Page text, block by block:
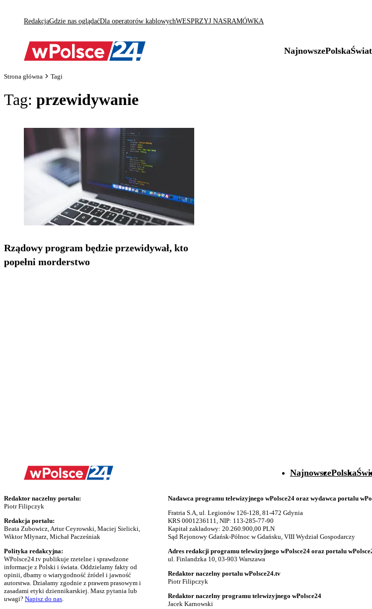
RedakcjaGdzie nas oglądaćDla operatorów kablowychWESPRZYJ NASRAMÓWKA
NajnowszePolskaŚwiat
Strona główna Tagi
Tag: przewidywanie
Rządowy program będzie przewidywał, kto
popełni morderstwo
NajnowszePolska
Redaktor naczelny portalu:
Piotr Filipczyk
Redakcja portalu:
Beata Zubowicz, Artur Ceyrowski, Maciej Sielicki,
Wiktor Młynarz, Michał Pacześniak
Polityka redakcyjna:
WPolsce24.tv publikuje rzetelne i sprawdzone
informacje z Polski i świata. Oddzielamy fakty od
opinii, dbamy o wiarygodność źródeł i jawność
autorstwa. Działamy zgodnie z prawem prasowym i
zasadami etyki dziennikarskiej. Masz pytania lub
uwagi? Napisz do nas
Nadawca programu telewizyjnego wPolsce24 oraz wydawca portalu
Fratria S.A, ul. Legionów 126-128, 81-472 Gdynia
KRS 0001236111, NIP: 113-285-77-90
Kapitał zakładowy: 20.260.900,00 PLN
Sąd Rejonowy Gdańsk-Północ w Gdańsku, VIII Wydział Gospodarczy
Adres redakcji programu telewizyjnego wPolsce24 oraz portalu
ul. Finlandzka 10, 03-903 Warszawa
Redaktor naczelny portalu wPolsce24.tv
Piotr Filipczyk
Redaktor naczelny programu telewizyjnego wPolsce24
Jacek Karnowski